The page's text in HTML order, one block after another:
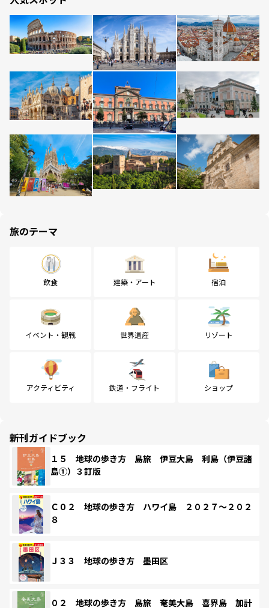
旅のテーマ
飲食 建築・アート 宿泊
イベント・観戦 世界遺産 リゾート
アクティビティ 鉄道・フライト ショップ
新刊ガイドブック
１５ 地球の歩き方 島旅 伊豆大島 利島（伊豆諸
島①）３訂版
Ｃ０２ 地球の歩き方 ハワイ島 ２０２７～２０２
８
Ｊ３３ 地球の歩き方 墨田区
０２ 地球の歩き方 島旅 奄美大島 喜界島 加計